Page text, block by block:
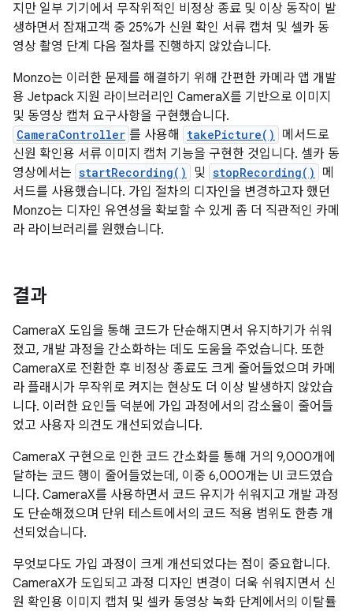
지만 일부 기기에서 무작위적인 비정상 종료 및 이상 동작이 발
생하면서 잠재고객 중 25%가 신원 확인 서류 캡처 및 셀카 동
영상 촬영 단계 다음 절차를 진행하지 않았습니다.
Monzo는 이러한 문제를 해결하기 위해 간편한 카메라 앱 개발
용 Jetpack 지원 라이브러리인 CameraX를 기반으로 이미지
및 동영상 캡처 요구사항을 구현했습니다.
CameraController 를 사용해 takePicture()
메서드로
신원 확인용 서류 이미지 캡처 기능을 구현한 것입니다. 셀카 동
영상에서는 startRecording() 및 stopRecording()
메
서드를 사용했습니다. 가입 절차의 디자인을 변경하고자 했던
Monzo는 디자인 유연성을 확보할 수 있게 좀 더 직관적인 카메
라 라이브러리를 원했습니다.
결과
CameraX 도입을 통해 코드가 단순해지면서 유지하기가 쉬워
졌고, 개발 과정을 간소화하는 데도 도움을 주었습니다. 또한
CameraX로 전환한 후 비정상 종료도 크게 줄어들었으며 카메
라 플래시가 무작위로 켜지는 현상도 더 이상 발생하지 않았습
니다. 이러한 요인들 덕분에 가입 과정에서의 감소율이 줄어들
었고 사용자 의견도 개선되었습니다.
CameraX 구현으로 인한 코드 간소화를 통해 거의 9,000개에
달하는 코드 행이 줄어들었는데, 이중 6,000개는 UI 코드였습
니다. CameraX를 사용하면서 코드 유지가 쉬워지고 개발 과정
도 단순해졌으며 단위 테스트에서의 코드 적용 범위도 한층 개
선되었습니다.
무엇보다도 가입 과정이 크게 개선되었다는 점이 중요합니다.
CameraX가 도입되고 과정 디자인 변경이 더욱 쉬워지면서 신
원 확인용 이미지 캡처 및 셀카 동영상 녹화 단계에서의 이탈률